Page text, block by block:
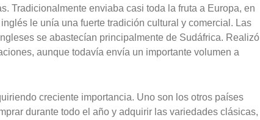
Tradicionalmente enviaba casi toda la fruta a Europa, en
le unía una fuerte tradición cultural y comercial. Las
se abastecían principalmente de Sudáfrica. Realizó
aunque todavía envía un importante volumen a
creciente importancia. Uno son los otros países
durante todo el año y adquirir las variedades clásicas,